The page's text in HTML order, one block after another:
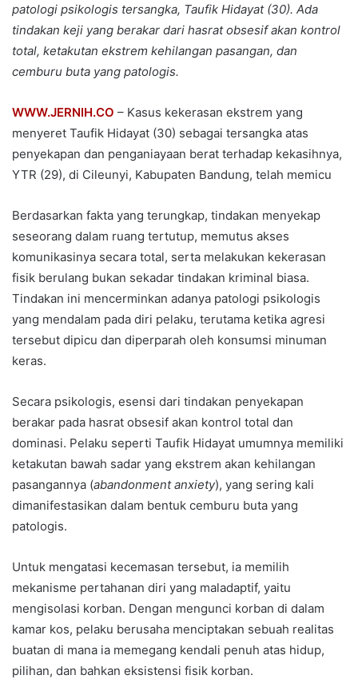
patologi psikologis tersangka, Taufik Hidayat (30). Ada
tindakan keji yang berakar dari hasrat obsesif akan kontrol
total, ketakutan ekstrem kehilangan pasangan, dan
cemburu buta yang patologis.
WWW.JERNIH.CO – Kasus kekerasan ekstrem yang
menyeret Taufik Hidayat (30) sebagai tersangka atas
penyekapan dan penganiayaan berat terhadap kekasihnya,
YTR (29), di Cileunyi, Kabupaten Bandung, telah memicu
Berdasarkan fakta yang terungkap, tindakan menyekap
seseorang dalam ruang tertutup, memutus akses
komunikasinya secara total, serta melakukan kekerasan
fisik berulang bukan sekadar tindakan kriminal biasa.
Tindakan ini mencerminkan adanya patologi psikologis
yang mendalam pada diri pelaku, terutama ketika agresi
tersebut dipicu dan diperparah oleh konsumsi minuman
keras.
Secara psikologis, esensi dari tindakan penyekapan
berakar pada hasrat obsesif akan kontrol total dan
dominasi. Pelaku seperti Taufik Hidayat umumnya memiliki
ketakutan bawah sadar yang ekstrem akan kehilangan
pasangannya (abandonment anxiety), yang sering kali
dimanifestasikan dalam bentuk cemburu buta yang
patologis.
Untuk mengatasi kecemasan tersebut, ia memilih
mekanisme pertahanan diri yang maladaptif, yaitu
mengisolasi korban. Dengan mengunci korban di dalam
kamar kos, pelaku berusaha menciptakan sebuah realitas
buatan di mana ia memegang kendali penuh atas hidup,
pilihan, dan bahkan eksistensi fisik korban.